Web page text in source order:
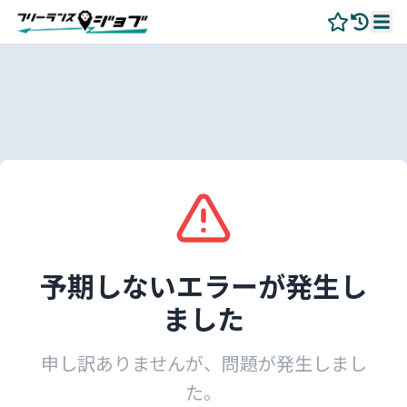
予期しないエラーが発生し
ました
申し訳ありませんが、問題が発生しまし
た。